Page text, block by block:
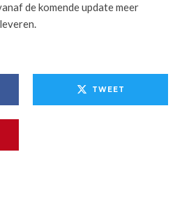
de komende update meer
TWEET